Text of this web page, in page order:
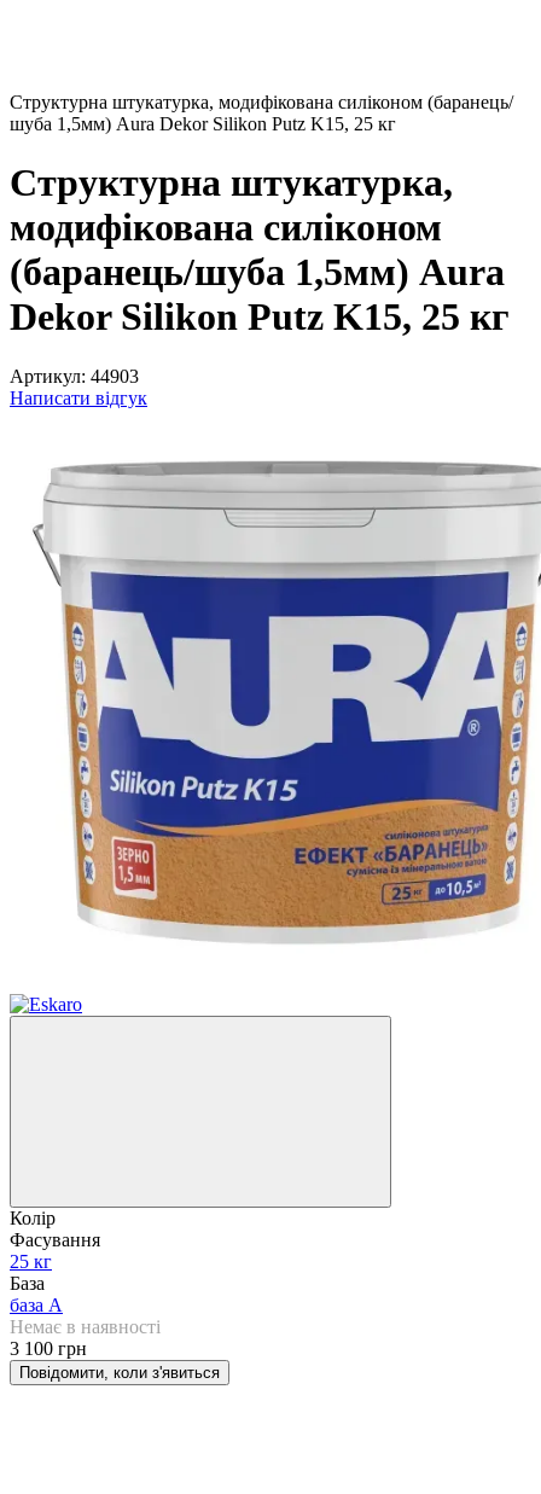
Структурна штукатурка, модифікована силіконом (баранець/
шуба 1,5мм) Aura Dekor Silikon Putz K15, 25 кг
Структурна штукатурка,
модифікована силіконом
(баранець/шуба 1,5мм) Aura
Dekor Silikon Putz K15, 25 кг
Артикул: 44903
Написати відгук
Колір
Фасування
25 кг
База
база A
Немає в наявності
3 100 грн
Повідомити, коли з'явиться